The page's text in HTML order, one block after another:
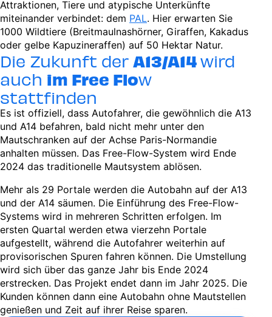
Attraktionen, Tiere und atypische Unterkünfte
miteinander verbindet: dem PAL. Hier erwarten Sie
1000 Wildtiere (Breitmaulnashörner, Giraffen, Kakadus
oder gelbe Kapuzineraffen) auf 50 Hektar Natur.
Die Zukunft der A13/A14wird
auch im Free Flow
stattfinden
Es ist offiziell, dass Autofahrer, die gewöhnlich die A13
und A14 befahren, bald nicht mehr unter den
Mautschranken auf der Achse Paris-Normandie
anhalten müssen. Das Free-Flow-System wird Ende
2024 das traditionelle Mautsystem ablösen.
Mehr als 29 Portale werden die Autobahn auf der A13
und der A14 säumen. Die Einführung des Free-Flow-
Systems wird in mehreren Schritten erfolgen. Im
ersten Quartal werden etwa vierzehn Portale
aufgestellt, während die Autofahrer weiterhin auf
provisorischen Spuren fahren können. Die Umstellung
wird sich über das ganze Jahr bis Ende 2024
erstrecken. Das Projekt endet dann im Jahr 2025. Die
Kunden können dann eine Autobahn ohne Mautstellen
genießen und Zeit auf ihrer Reise sparen.